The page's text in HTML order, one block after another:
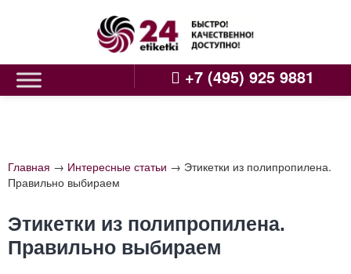
+7 (495) 925 9881
Главная → Интересные статьи → Этикетки из полипропилена.
Правильно выбираем
Этикетки из полипропилена.
Правильно выбираем